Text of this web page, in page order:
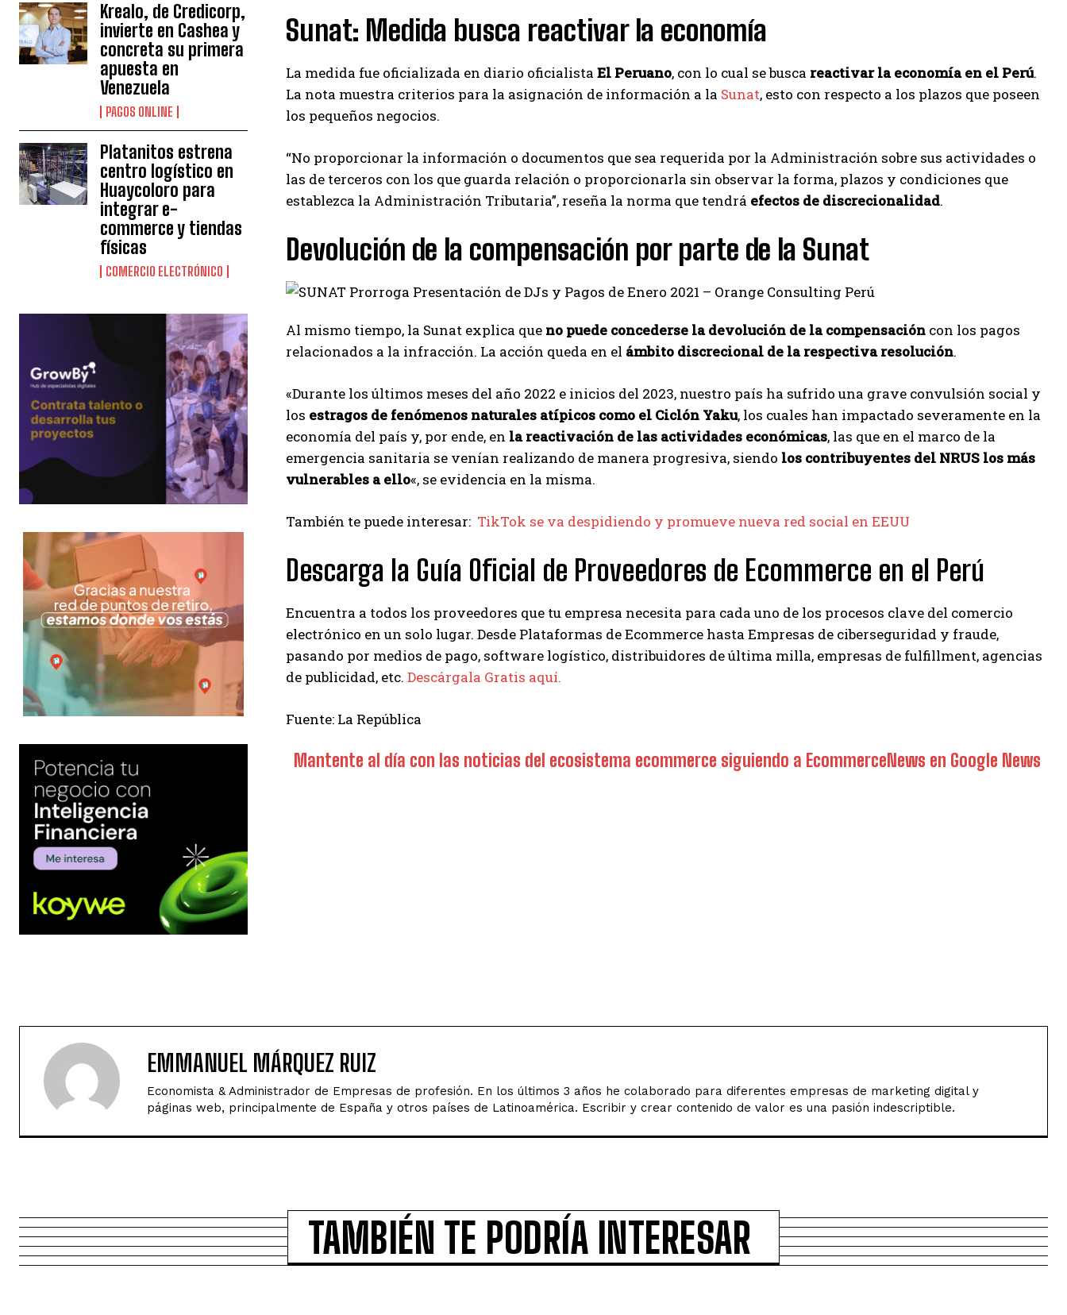
Krealo, de Credicorp,
invierte en Cashea y
concreta su primera
apuesta en
Venezuela
PAGOS ONLINE
Platanitos estrena
centro logístico en
Huaycoloro para
integrar e-
commerce y tiendas
físicas
COMERCIO ELECTRÓNICO
Sunat: Medida busca reactivar la economía
La medida fue oficializada en diario oficialista El Peruano, con lo cual se busca reactivar la economía en el Perú.
La nota muestra criterios para la asignación de información a la Sunat, esto con respecto a los plazos que poseen
los pequeños negocios.
“No proporcionar la información o documentos que sea requerida por la Administración sobre sus actividades o
las de terceros con los que guarda relación o proporcionarla sin observar la forma, plazos y condiciones que
establezca la Administración Tributaria”, reseña la norma que tendrá efectos de discrecionalidad.
Devolución de la compensación por parte de la Sunat
Al mismo tiempo, la Sunat explica que no puede concederse la devolución de la compensación con los pagos
relacionados a la infracción. La acción queda en el ámbito discrecional de la respectiva resolución.
«Durante los últimos meses del año 2022 e inicios del 2023, nuestro país ha sufrido una grave convulsión social y
los estragos de fenómenos naturales atípicos como el Ciclón Yaku, los cuales han impactado severamente en la
economía del país y, por ende, en la reactivación de las actividades económicas, las que en el marco de la
emergencia sanitaria se venían realizando de manera progresiva, siendo los contribuyentes del NRUS los más
vulnerables a ello«, se evidencia en la misma.
También te puede interesar: TikTok se va despidiendo y promueve nueva red social en EEUU
Descarga la Guía Oficial de Proveedores de Ecommerce en el Perú
Encuentra a todos los proveedores que tu empresa necesita para cada uno de los procesos clave del comercio
electrónico en un solo lugar. Desde Plataformas de Ecommerce hasta Empresas de ciberseguridad y fraude,
pasando por medios de pago, software logístico, distribuidores de última milla, empresas de fulfillment, agencias
de publicidad, etc. Descárgala Gratis aquí.
Fuente: La República
Mantente al día con las noticias del ecosistema ecommerce siguiendo a EcommerceNews en Google News
EMMANUEL MÁRQUEZ RUIZ
Economista & Administrador de Empresas de profesión. En los últimos 3 años he colaborado para diferentes empresas de marketing digital y
páginas web, principalmente de España y otros países de Latinoamérica. Escribir y crear contenido de valor es una pasión indescriptible.
TAMBIÉN TE PODRÍA INTERESAR